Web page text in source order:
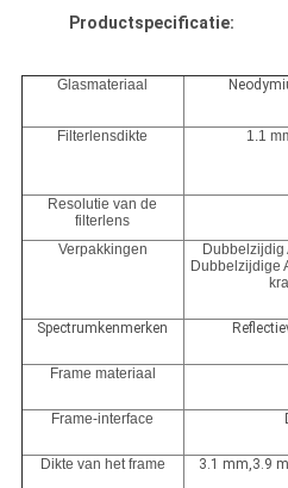
Productspecificatie:
Glasmateriaal
Filterlensdikte 1.1
Resolutie van de
filterlens
Verpakkingen
Dubbelzijdig
Dubbelzijdige
Spectrumkenmerken
Frame materiaal
Frame-interface
Dikte van het frame
3.1 mm,3.9